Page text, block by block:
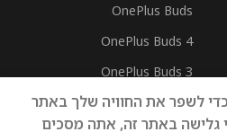
OnePlus Buds
OnePlus Buds 4
OnePlus Buds 3
OnePlus Buds Pro 3
לשפר את החוויה שלך באתר
גלישה באתר זה, אתה מסכים